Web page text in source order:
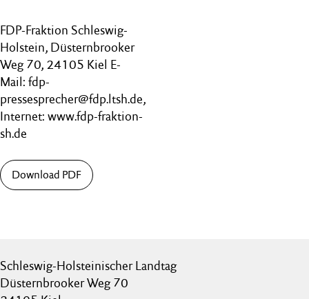
FDP-Fraktion Schleswig-
Holstein, Düsternbrooker
Weg 70, 24105 Kiel E-
Mail: fdp-
pressesprecher@fdp.ltsh.de,
Internet: www.fdp-fraktion-
sh.de
Download PDF
Schleswig-Holsteinischer Landtag
Düsternbrooker Weg 70